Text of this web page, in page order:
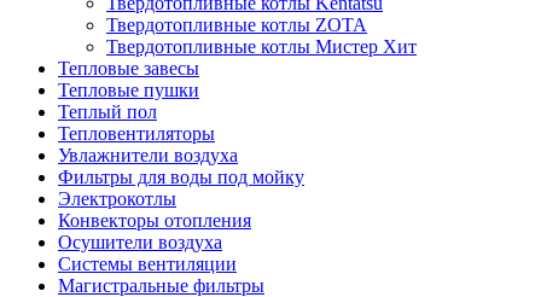
Твердотопливные котлы ZOTA
Твердотопливные котлы Мистер Хит
Тепловые завесы
Тепловые пушки
Теплый пол
Тепловентиляторы
Увлажнители воздуха
Фильтры для воды под мойку
Электрокотлы
Конвекторы отопления
Осушители воздуха
Системы вентиляции
Магистральные фильтры